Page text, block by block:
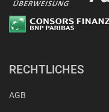
RECHTLICHES
AGB